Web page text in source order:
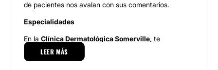
de pacientes nos avalan con sus comentarios.
Especialidades
En la Clínica Dermatológica Somerville, te
ofrecemos tratamientos para la prevención, cuidado y
estética de tu piel, ayudando a regenerar su
LEER MÁS